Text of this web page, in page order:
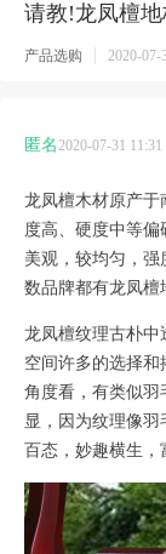
请教!龙凤檀
产品选购 2020-07-
匿名2020-07-31 11:31
龙凤檀木材原产于
度高、硬度中等
美观，较均匀，
数品牌都有龙凤檀
龙凤檀纹理古朴中
空间许多的选择和
角度看，有类似羽
显，因为纹理像
百态，妙趣横生，